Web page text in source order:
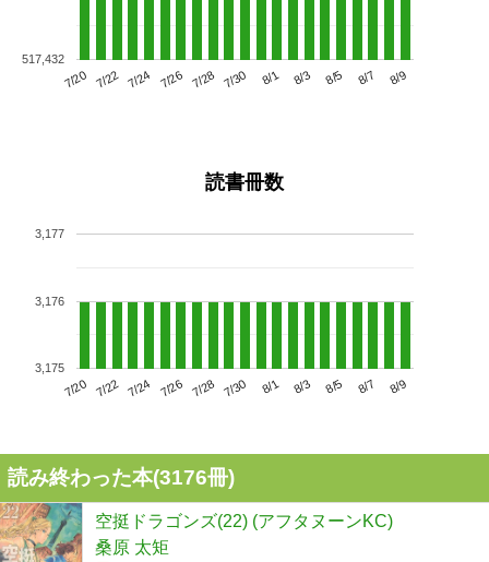
7/20 7/22 7/24 7/26 7/28 7/30 8/1 8/3 8/5 8/7 8/9
517,432
読書冊数
7/20 7/22 7/24 7/26 7/28 7/30 8/1 8/3 8/5 8/7 8/9
3,175
3,176
3,177
読み終わった本(3176冊)
空挺ドラゴンズ(22) (アフタヌーンKC)
桑原 太矩